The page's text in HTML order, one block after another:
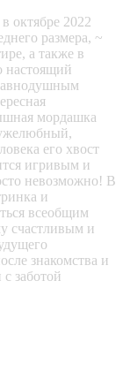
октябре 2022
размера, ~
а также в
настоящий
мордашка
его хвост
игривым и
невозможно! В
и
всеобщим
счастливым и
знакомства и
заботой